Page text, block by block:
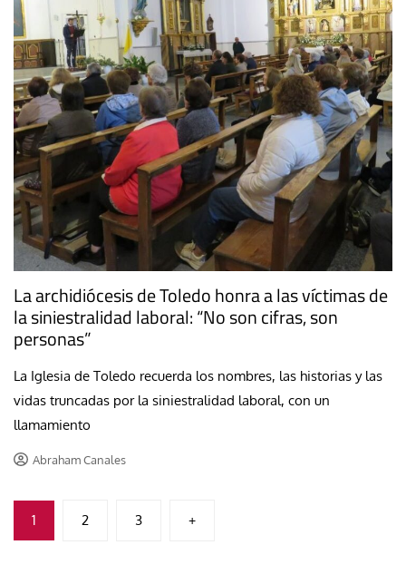
La archidiócesis de Toledo honra a las víctimas de
la siniestralidad laboral: “No son cifras, son
personas”
La Iglesia de Toledo recuerda los nombres, las historias y las
vidas truncadas por la siniestralidad laboral, con un
llamamiento
Abraham Canales
Paginación
de
1 2 3 +